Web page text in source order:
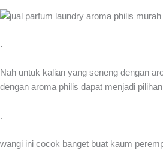
.
Nah untuk kalian yang seneng dengan
dengan aroma philis dapat menjadi
.
wangi ini cocok banget buat kaum